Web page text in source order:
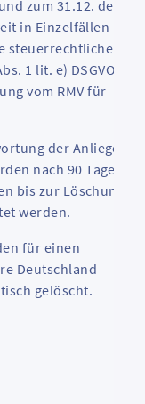
zum 31.12. des
in Einzelfällen
1 lit. e) DSGVO.
vom RMV für
der Anliegen
nach 90 Tagen
bis zur Löschung
werden.
für einen
Deutschland
gelöscht.